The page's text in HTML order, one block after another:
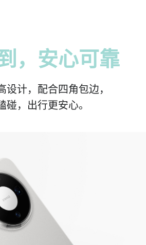
， 安心可靠
设计，配合四角包边，
， 出行更安心。